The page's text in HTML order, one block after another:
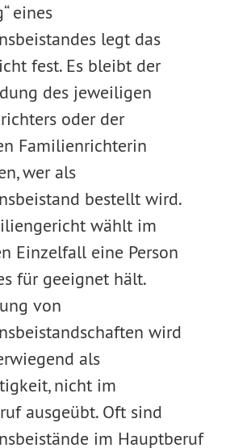
eines
legt das
fest. Es bleibt der
des jeweiligen
oder der
Familienrichterin
wer als
bestellt wird.
wählt im
Einzelfall eine Person
für geeignet hält.
von
wird
als
nicht im
ausgeübt. Oft sind
im Hauptberuf